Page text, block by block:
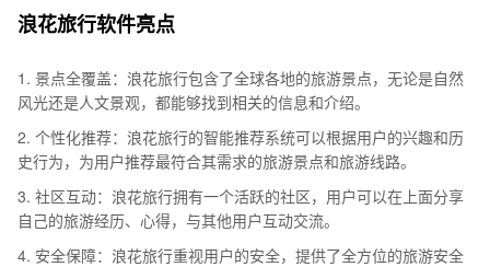
浪花旅行软件亮点
1. 景点全覆盖：浪花旅行包含了全球各地的旅游景点，无论是自然
风光还是人文景观，都能够找到相关的信息和介绍。
2. 个性化推荐：浪花旅行的智能推荐系统可以根据用户的兴趣和历
史行为，为用户推荐最符合其需求的旅游景点和旅游线路。
3. 社区互动：浪花旅行拥有一个活跃的社区，用户可以在上面分享
自己的旅游经历、心得，与其他用户互动交流。
4. 安全保障：浪花旅行重视用户的安全，提供了全方位的旅游安全